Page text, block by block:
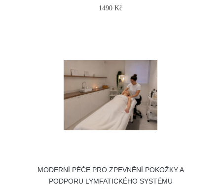
1490 Kč
MODERNÍ PÉČE PRO ZPEVNĚNÍ POKOŽKY A
PODPORU LYMFATICKÉHO SYSTÉMU